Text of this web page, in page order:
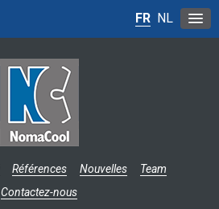
Références Nouvelles
Team
Contactez-nous
FR NL